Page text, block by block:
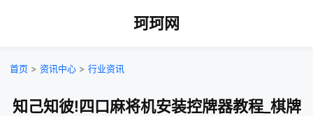
珂珂网
首页 > 资讯中心 > 行业资讯
知己知彼!四口麻将机安装控牌器教程_棋牌